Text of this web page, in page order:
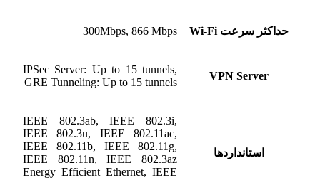
حداکثر سرعت Wi-Fi 300Mbps, 866 Mbps
VPN Server
IPSec Server: Up to 15 tunnels,
GRE Tunneling: Up to 15 tunnels
استانداردها
IEEE 802.3ab, IEEE 802.3i,
IEEE 802.3u, IEEE 802.11ac,
IEEE 802.11b, IEEE 802.11g,
IEEE 802.11n, IEEE 802.3az
Energy Efficient Ethernet, IEEE